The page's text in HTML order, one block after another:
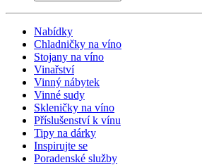
Nabídky
Chladničky na víno
Stojany na víno
Vinařství
Vinný nábytek
Vinné sudy
Skleničky na víno
Příslušenství k vínu
Tipy na dárky
Inspirujte se
Poradenské služby